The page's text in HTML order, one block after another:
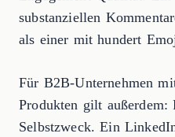
substanziellen
als einer mit hundert
Für B2B-Unternehmen
Produkten gilt
Selbstzweck. Ein